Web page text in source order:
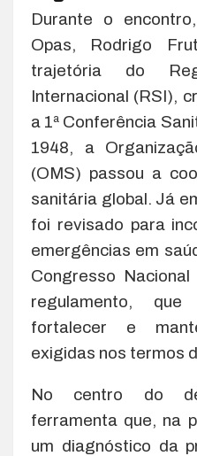
Durante o
Opas, Rodrigo
trajetória do
Internacional (RSI),
a 1ª Conferência
1948, a
(OMS) passou a
sanitária global. Já
foi revisado para
emergências em
Congresso
regulamento, que
fortalecer e
exigidas nos termos
No centro do
ferramenta que, na
um diagnóstico da